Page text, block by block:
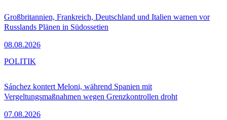
Großbritannien, Frankreich, Deutschland und Italien warnen vor
Russlands Plänen in Südossetien
08.08.2026
Sánchez kontert Meloni, während Spanien mit
Vergeltungsmaßnahmen wegen Grenzkontrollen droht
07.08.2026
POLITIK